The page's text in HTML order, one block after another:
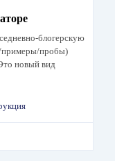
блогерскую
примеры/пробы)
новый вид